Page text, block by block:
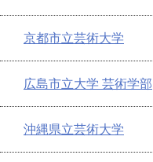
京都市立芸術大学
広島市立大学 芸術学部
沖縄県立芸術大学